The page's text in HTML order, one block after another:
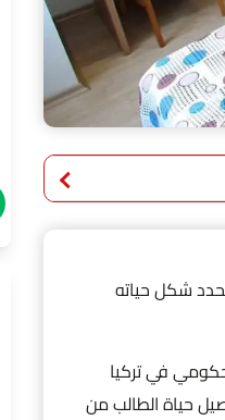
شكل حياته
في تركيا
حياة الطالب من